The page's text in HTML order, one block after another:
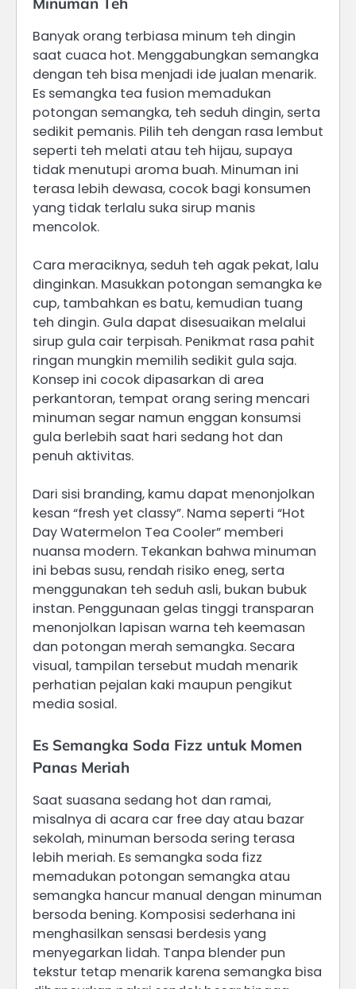
Banyak orang terbiasa minum teh dingin
saat cuaca hot. Menggabungkan semangka
dengan teh bisa menjadi ide jualan menarik.
Es semangka tea fusion memadukan
potongan semangka, teh seduh dingin, serta
sedikit pemanis. Pilih teh dengan rasa lembut
seperti teh melati atau teh hijau, supaya
tidak menutupi aroma buah. Minuman ini
terasa lebih dewasa, cocok bagi konsumen
yang tidak terlalu suka sirup manis
mencolok.
Cara meraciknya, seduh teh agak pekat, lalu
dinginkan. Masukkan potongan semangka ke
cup, tambahkan es batu, kemudian tuang
teh dingin. Gula dapat disesuaikan melalui
sirup gula cair terpisah. Penikmat rasa pahit
ringan mungkin memilih sedikit gula saja.
Konsep ini cocok dipasarkan di area
perkantoran, tempat orang sering mencari
minuman segar namun enggan konsumsi
gula berlebih saat hari sedang hot dan
penuh aktivitas.
Dari sisi branding, kamu dapat menonjolkan
kesan “fresh yet classy”. Nama seperti “Hot
Day Watermelon Tea Cooler” memberi
nuansa modern. Tekankan bahwa minuman
ini bebas susu, rendah risiko eneg, serta
menggunakan teh seduh asli, bukan bubuk
instan. Penggunaan gelas tinggi transparan
menonjolkan lapisan warna teh keemasan
dan potongan merah semangka. Secara
visual, tampilan tersebut mudah menarik
perhatian pejalan kaki maupun pengikut
media sosial.
Es Semangka Soda Fizz untuk Momen
Panas Meriah
Saat suasana sedang hot dan ramai,
misalnya di acara car free day atau bazar
sekolah, minuman bersoda sering terasa
lebih meriah. Es semangka soda fizz
memadukan potongan semangka atau
semangka hancur manual dengan minuman
bersoda bening. Komposisi sederhana ini
menghasilkan sensasi berdesis yang
menyegarkan lidah. Tanpa blender pun
tekstur tetap menarik karena semangka bisa